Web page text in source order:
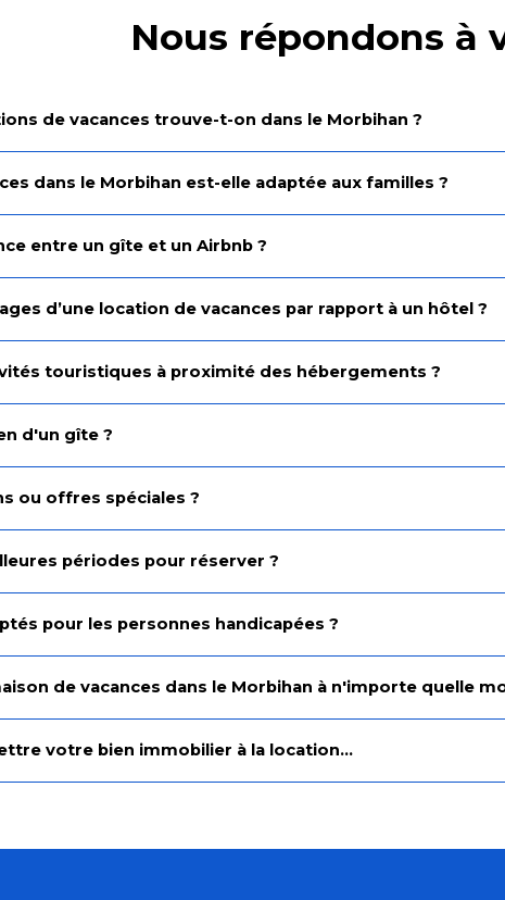
Nous répondons à
de vacances trouve-t-on dans le Morbihan ?
dans le Morbihan est-elle adaptée aux familles ?
entre un gîte et un Airbnb ?
d’une location de vacances par rapport à un hôtel ?
touristiques à proximité des hébergements ?
d'un gîte ?
ou offres spéciales ?
périodes pour réserver ?
pour les personnes handicapées ?
de vacances dans le Morbihan à n'importe quelle
votre bien immobilier à la location...